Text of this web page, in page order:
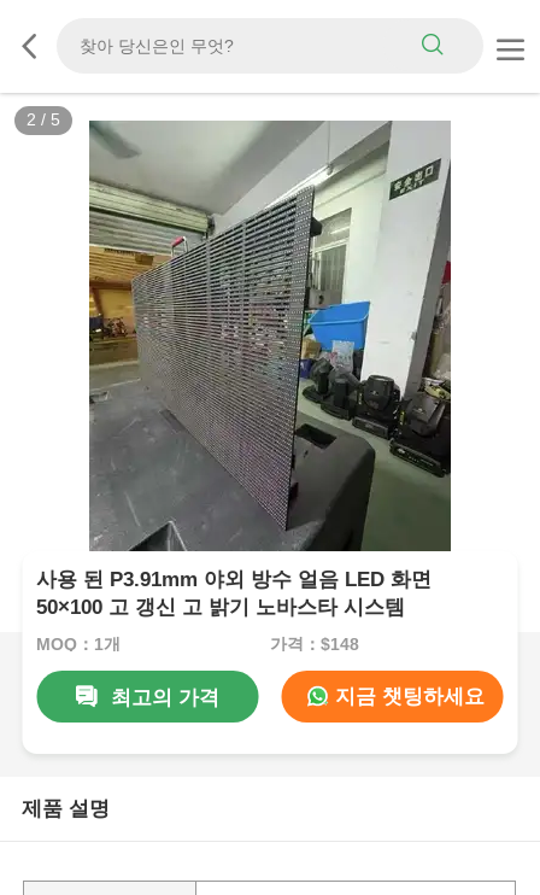
2 / 5
사용 된 P3.91mm 야외 방수 얼음 LED 화면
50×100 고 갱신 고 밝기 노바스타 시스템
MOQ：1개 가격：$148
최고의 가격 지금 챗팅하세요
제품 설명